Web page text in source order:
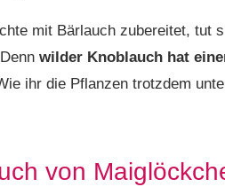
mit Bärlauch zubereitet, tut
wilder Knoblauch hat
ihr die Pflanzen trotzdem
von